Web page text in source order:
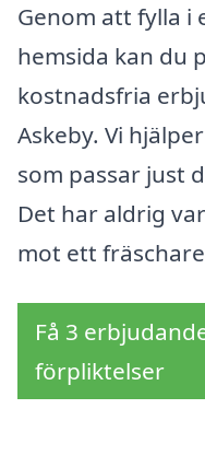
Genom att fylla i
hemsida kan du
kostnadsfria
Askeby. Vi
som passar just
Det har aldrig
mot ett
Få 3
förpliktelser